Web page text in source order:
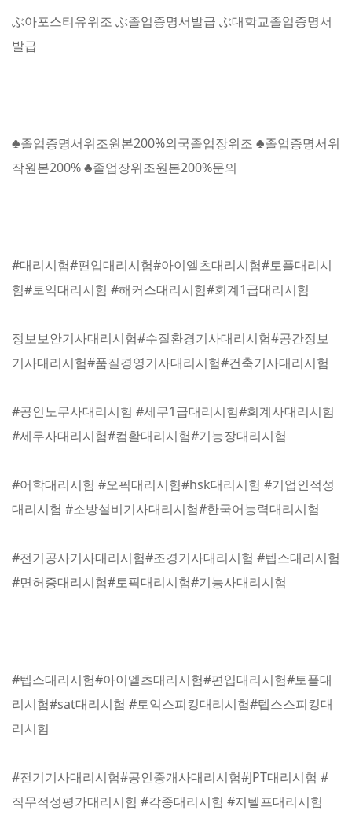
ぶ아포스티유위조 ぶ졸업증명서발급 ぶ대학교졸업증명서
발급
♣졸업증명서위조원본200%외국졸업장위조 ♣졸업증명서위
작원본200% ♣졸업장위조원본200%문의
#대리시험#편입대리시험#아이엘츠대리시험#토플대리시
험#토익대리시험 #해커스대리시험#회계1급대리시험
정보보안기사대리시험#수질환경기사대리시험#공간정보
기사대리시험#품질경영기사대리시험#건축기사대리시험
#공인노무사대리시험 #세무1급대리시험#회계사대리시험
#세무사대리시험#컴활대리시험#기능장대리시험
#어학대리시험 #오픽대리시험#hsk대리시험 #기업인적성
대리시험 #소방설비기사대리시험#한국어능력대리시험
#전기공사기사대리시험#조경기사대리시험 #텝스대리시험
#면허증대리시험#토픽대리시험#기능사대리시험
#텝스대리시험#아이엘츠대리시험#편입대리시험#토플대
리시험#sat대리시험 #토익스피킹대리시험#텝스스피킹대
리시험
#전기기사대리시험#공인중개사대리시험#JPT대리시험 #
직무적성평가대리시험 #각종대리시험 #지텔프대리시험